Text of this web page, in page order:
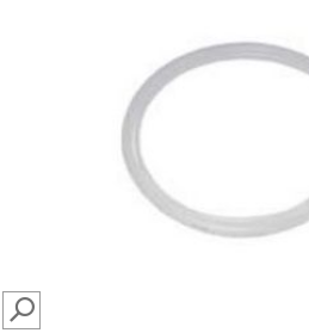
SEARCH